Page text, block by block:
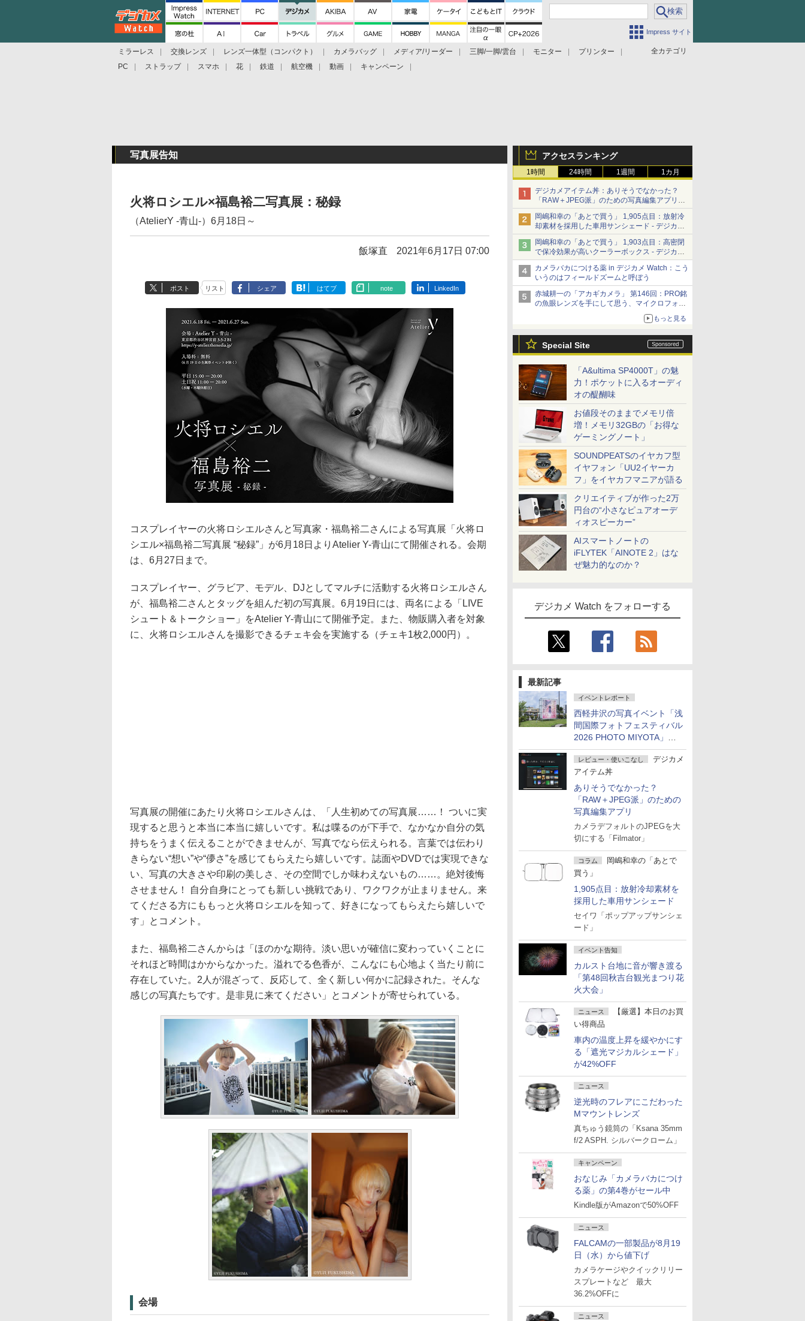
Impress サイト
全カテゴリ
ミラーレス 交換レンズ レンズ一体型（コンパクト） カメラバッグ メディア/リーダー 三脚/一脚/雲台 モニター
プリンター
PC
ストラップ スマホ 花 鉄道 航空機 動画 キャンペーン
アクセスランキング
1時間 24時間 1週間 1カ月
デジカメアイテム丼：ありそうでなかった？
「RAW＋JPEG派」のための写真編集アプリ
カメラデフォルトのJPEGを大切にする
「Filmator」
岡嶋和幸の「あとで買う」 1,905点目：放射冷
却素材を採用した車用サンシェード - デジカメ
Watch
岡嶋和幸の「あとで買う」 1,903点目：高密閉
で保冷効果が高いクーラーボックス - デジカメ
Watch
カメラバカにつける薬 in デジカメ Watch：こう
いうのはフィールドズームと呼ぼう
赤城耕一の「アカギカメラ」 第146回：PRO銘
の魚眼レンズを手にして思う、マイクロフォー
もっと見る
Special Site
「A&ultima SP4000T」の魅
力！ポケットに入るオーディ
オの醍醐味
お値段そのままでメモリ倍
増！メモリ32GBの「お得な
ゲーミングノート」
SOUNDPEATSのイヤカフ型
イヤフォン「UU2イヤーカ
フ」をイヤカフマニアが語る
クリエイティブが作った2万
円台の“小さなピュアオーデ
ィオスピーカー”
AIスマートノートの
iFLYTEK「AINOTE 2」はな
ぜ魅力的なのか？
デジカメ Watch をフォローする
最新記事
イベントレポート
西軽井沢の写真イベント「浅
間国際フォトフェスティバル
2026 PHOTO MIYOTA」が
開幕
レビュー・使いこなし
デジカメ
アイテム丼
ありそうでなかった？
「RAW＋JPEG派」のための
写真編集アプリ
カメラデフォルトのJPEGを大
切にする「Filmator」
コラム
岡嶋和幸の「あとで
買う」
1,905点目：放射冷却素材を
採用した車用サンシェード
セイワ「ポップアップサンシェ
ード」
イベント告知
カルスト台地に音が響き渡る
「第48回秋吉台観光まつり花
火大会」
ニュース
【厳選】本日のお買
い得商品
車内の温度上昇を緩やかにす
る「遮光マジカルシェード」
が42%OFF
ニュース
逆光時のフレアにこだわった
Mマウントレンズ
真ちゅう鏡筒の「Ksana 35mm
f/2 ASPH. シルバークローム」
キャンペーン
おなじみ「カメラバカにつけ
る薬」の第4巻がセール中
Kindle版がAmazonで50%OFF
ニュース
FALCAMの一部製品が8月19
日（水）から値下げ
カメラケージやクイックリリー
スプレートなど 最大
36.2%OFFに
ニュース
写真展告知
火将ロシエル×福島裕二写真展：秘録
（AtelierY -青山-）6月18日～
飯塚直 2021年6月17日 07:00
ポスト リスト シェア はてブ note LinkedIn
コスプレイヤーの火将ロシエルさんと写真家・福島裕二さんによる写真展「火将ロ
シエル×福島裕二写真展 “秘録”」が6月18日よりAtelier Y-青山にて開催される。会期
は、6月27日まで。
コスプレイヤー、グラビア、モデル、DJとしてマルチに活動する火将ロシエルさん
が、福島裕二さんとタッグを組んだ初の写真展。6月19日には、両名による「LIVE
シュート＆トークショー」をAtelier Y-青山にて開催予定。また、物販購入者を対象
に、火将ロシエルさんを撮影できるチェキ会を実施する（チェキ1枚2,000円）。
写真展の開催にあたり火将ロシエルさんは、「人生初めての写真展……！ ついに実
現すると思うと本当に本当に嬉しいです。私は喋るのが下手で、なかなか自分の気
持ちをうまく伝えることができませんが、写真でなら伝えられる。言葉では伝わり
きらない“想い”や“儚さ”を感じてもらえたら嬉しいです。誌面やDVDでは実現できな
い、写真の大きさや印刷の美しさ、その空間でしか味わえないもの……。絶対後悔
させません！ 自分自身にとっても新しい挑戦であり、ワクワクが止まりません。来
てくださる方にももっと火将ロシエルを知って、好きになってもらえたら嬉しいで
す」とコメント。
また、福島裕二さんからは「ほのかな期待。淡い思いが確信に変わっていくことに
それほど時間はかからなかった。溢れでる色香が、こんなにも心地よく当たり前に
存在していた。2人が混ざって、反応して、全く新しい何かに記録された。そんな
感じの写真たちです。是非見に来てください」とコメントが寄せられている。
会場